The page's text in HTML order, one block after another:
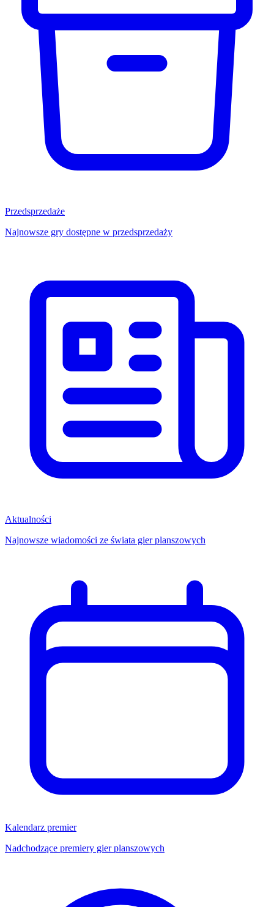
Przedsprzedaże
Najnowsze gry dostępne w przedsprzedaży
Aktualności
Najnowsze wiadomości ze świata gier planszowych
Kalendarz premier
Nadchodzące premiery gier planszowych